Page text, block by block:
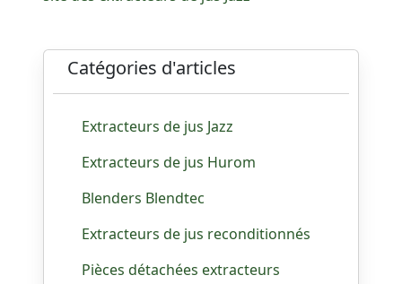
Catégories d'articles
Extracteurs de jus Jazz
Extracteurs de jus Hurom
Blenders Blendtec
Extracteurs de jus reconditionnés
Pièces détachées extracteurs